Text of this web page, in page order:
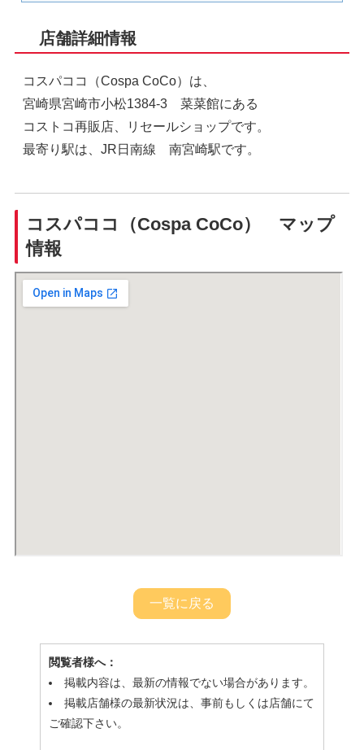
店舗詳細情報
コスパココ（Cospa CoCo）は、
宮崎県宮崎市小松1384-3 菜菜館にある
コストコ再販店、リセールショップです。
最寄り駅は、JR日南線 南宮崎駅です。
コスパココ（Cospa CoCo） マップ
情報
一覧に戻る
閲覧者様へ：
掲載内容は、最新の情報でない場合があります。
掲載店舗様の最新状況は、事前もしくは店舗にて
ご確認下さい。